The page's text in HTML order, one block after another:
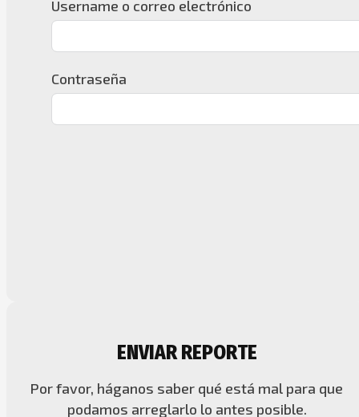
Username o correo electrónico
Contraseña
ENVIAR REPORTE
Por favor, háganos saber qué está mal para que
podamos arreglarlo lo antes posible.